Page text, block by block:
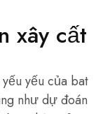
xây cất
yếu của bat
như dự đoán